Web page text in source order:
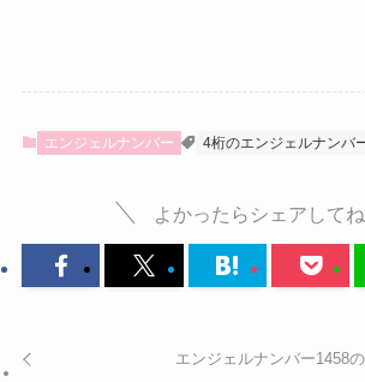
エンジェルナンバー 4桁のエンジェルナンバ
よかったらシェアしてね
エンジェルナンバー1458